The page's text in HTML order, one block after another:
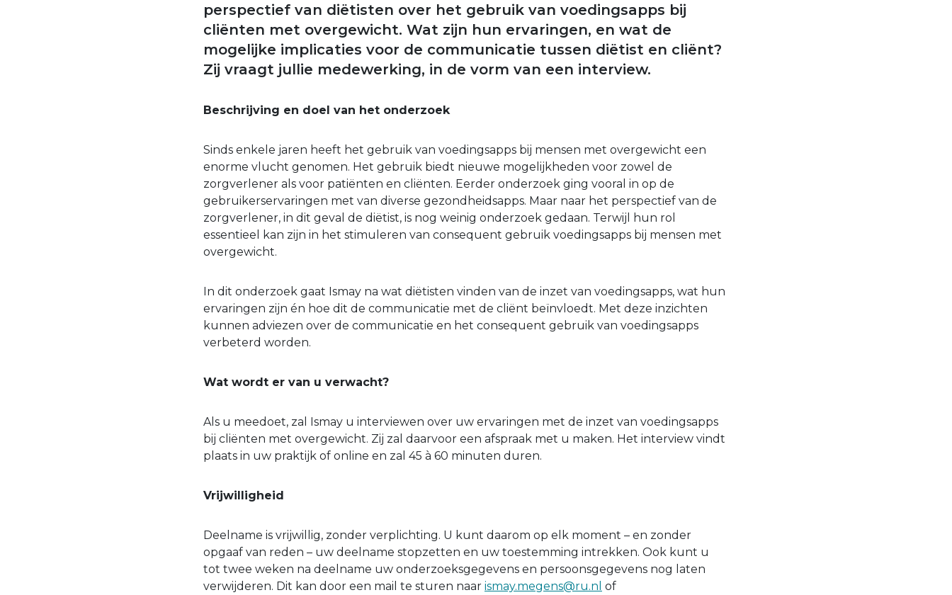
perspectief van diëtisten over het gebruik van voedingsapps bij
cliënten met overgewicht. Wat zijn hun ervaringen, en wat de
mogelijke implicaties voor de communicatie tussen diëtist en cliënt?
Zij vraagt jullie medewerking, in de vorm van een interview.
Beschrijving en doel van het onderzoek
Sinds enkele jaren heeft het gebruik van voedingsapps bij mensen met overgewicht een
enorme vlucht genomen. Het gebruik biedt nieuwe mogelijkheden voor zowel de
zorgverlener als voor patiënten en cliënten. Eerder onderzoek ging vooral in op de
gebruikerservaringen met van diverse gezondheidsapps. Maar naar het perspectief van de
zorgverlener, in dit geval de diëtist, is nog weinig onderzoek gedaan. Terwijl hun rol
essentieel kan zijn in het stimuleren van consequent gebruik voedingsapps bij mensen met
overgewicht.
In dit onderzoek gaat Ismay na wat diëtisten vinden van de inzet van voedingsapps, wat hun
ervaringen zijn én hoe dit de communicatie met de cliënt beïnvloedt. Met deze inzichten
kunnen adviezen over de communicatie en het consequent gebruik van voedingsapps
verbeterd worden.
Wat wordt er van u verwacht?
Als u meedoet, zal Ismay u interviewen over uw ervaringen met de inzet van voedingsapps
bij cliënten met overgewicht. Zij zal daarvoor een afspraak met u maken. Het interview vindt
plaats in uw praktijk of online en zal 45 à 60 minuten duren.
Vrijwilligheid
Deelname is vrijwillig, zonder verplichting. U kunt daarom op elk moment – en zonder
opgaaf van reden – uw deelname stopzetten en uw toestemming intrekken. Ook kunt u
tot twee weken na deelname uw onderzoeksgegevens en persoonsgegevens nog laten
verwijderen. Dit kan door een mail te sturen naar ismay.megens@ru.nl of